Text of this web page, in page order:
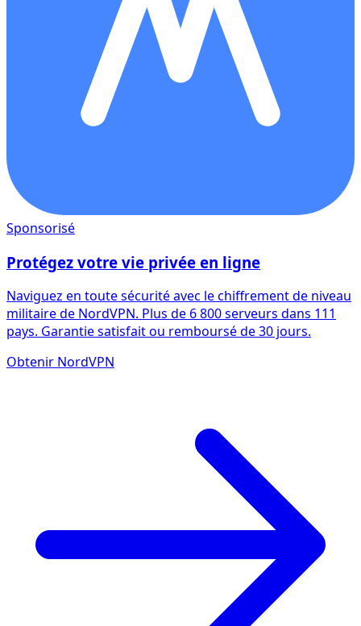
Sponsorisé
Protégez votre vie privée en ligne
Naviguez en toute sécurité avec le chiffrement de niveau
militaire de NordVPN. Plus de 6 800 serveurs dans 111
pays. Garantie satisfait ou remboursé de 30 jours.
Obtenir NordVPN